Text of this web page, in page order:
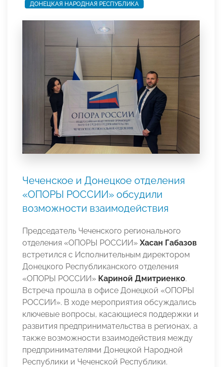
ДОНЕЦКАЯ НАРОДНАЯ РЕСПУБЛИКА
Чеченское и Донецкое отделения
«ОПОРЫ РОССИИ» обсудили
возможности взаимодействия
Председатель Чеченского регионального
отделения «ОПОРЫ РОССИИ» Хасан Габазов
встретился с Исполнительным директором
Донецкого Республиканского отделения
«ОПОРЫ РОССИИ» Кариной Дмитриенко.
Встреча прошла в офисе Донецкой «ОПОРЫ
РОССИИ». В ходе мероприятия обсуждались
ключевые вопросы, касающиеся поддержки и
развития предпринимательства в регионах, а
также возможности взаимодействия между
предпринимателями Донецкой Народной
Республики и Чеченской Республики.